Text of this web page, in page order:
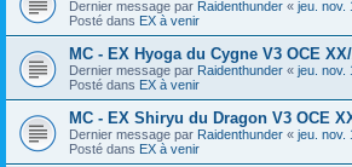
Dernier message par Raidenthunder « jeu. nov.
Posté dans EX à venir
MC - EX Hyoga du Cygne V3 OCE
Dernier message par Raidenthunder « jeu. nov.
Posté dans EX à venir
MC - EX Shiryu du Dragon V3 OCE
Dernier message par Raidenthunder « jeu. nov.
Posté dans EX à venir